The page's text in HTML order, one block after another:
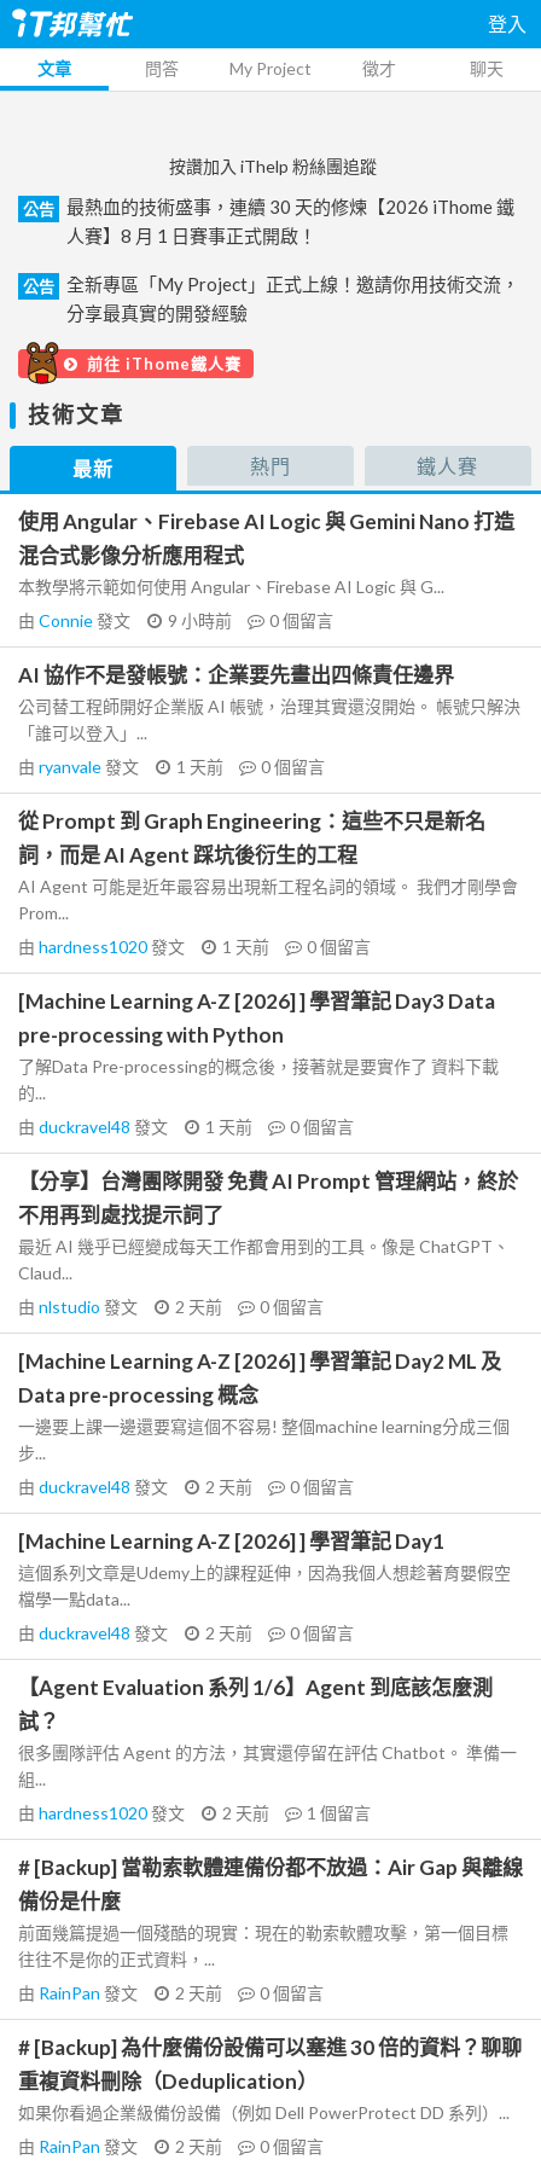
登入
文章 問答 My Project 徵才 聊天
按讚加入 iThelp 粉絲團追蹤
公告
最熱血的技術盛事，連續 30 天的修煉【2026 iThome 鐵
人賽】8 月 1 日賽事正式開啟！
公告
全新專區「My Project」正式上線！邀請你用技術交流，
分享最真實的開發經驗
前往 iThome鐵人賽
技術文章
最新 熱門 鐵人賽
使用 Angular、Firebase AI Logic 與 Gemini Nano 打造
混合式影像分析應用程式
本教學將示範如何使用 Angular、Firebase AI Logic 與 G...
由 Connie發文 9 小時前 0個留言
AI 協作不是發帳號：企業要先畫出四條責任邊界
公司替工程師開好企業版 AI 帳號，治理其實還沒開始。 帳號只解決
「誰可以登入」...
由 ryanvale發文 1 天前 0個留言
從 Prompt 到 Graph Engineering：這些不只是新名
詞，而是 AI Agent 踩坑後衍生的工程
AI Agent 可能是近年最容易出現新工程名詞的領域。 我們才剛學會
Prom...
由 hardness1020發文 1 天前 0個留言
[Machine Learning A-Z [2026] ] 學習筆記 Day3 Data
pre-processing with Python
了解Data Pre-processing的概念後，接著就是要實作了 資料下載
的...
由 duckravel48 發文 1 天前 0個留言
【分享】台灣團隊開發 免費 AI Prompt 管理網站，終於
不用再到處找提示詞了
最近 AI 幾乎已經變成每天工作都會用到的工具。像是 ChatGPT、
Claud...
由 nlstudio 發文 2 天前 0個留言
[Machine Learning A-Z [2026] ] 學習筆記 Day2 ML 及
Data pre-processing 概念
一邊要上課一邊還要寫這個不容易! 整個machine learning分成三個
步...
由 duckravel48 發文 2 天前 0個留言
[Machine Learning A-Z [2026] ] 學習筆記 Day1
這個系列文章是Udemy上的課程延伸，因為我個人想趁著育嬰假空
檔學一點data...
由 duckravel48 發文 2 天前 0個留言
【Agent Evaluation 系列 1/6】Agent 到底該怎麼測
試？
很多團隊評估 Agent 的方法，其實還停留在評估 Chatbot。 準備一
組...
由 hardness1020發文 2 天前 1 個留言
# [Backup] 當勒索軟體連備份都不放過：Air Gap 與離線
備份是什麼
前面幾篇提過一個殘酷的現實：現在的勒索軟體攻擊，第一個目標
往往不是你的正式資料，...
由 RainPan 發文 2 天前 0個留言
# [Backup] 為什麼備份設備可以塞進 30 倍的資料？聊聊
重複資料刪除（Deduplication）
如果你看過企業級備份設備（例如 Dell PowerProtect DD 系列）...
由 RainPan 發文 2 天前 0個留言